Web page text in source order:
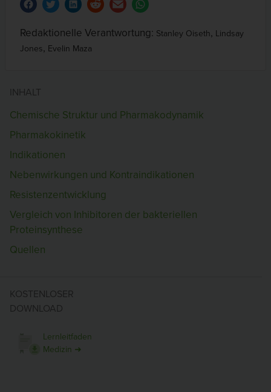
Redaktionelle Verantwortung: Stanley Oiseth, Lindsay
Jones, Evelin Maza
INHALT
Chemische Struktur und Pharmakodynamik
Pharmakokinetik
Indikationen
Nebenwirkungen und Kontraindikationen
Resistenzentwicklung
Vergleich von Inhibitoren der bakteriellen
Proteinsynthese
Quellen
KOSTENLOSER
DOWNLOAD
Lernleitfaden
Medizin ➜